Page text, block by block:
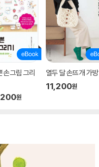
손그림 그리
원
열두 달 손뜨개 가방
11,200원